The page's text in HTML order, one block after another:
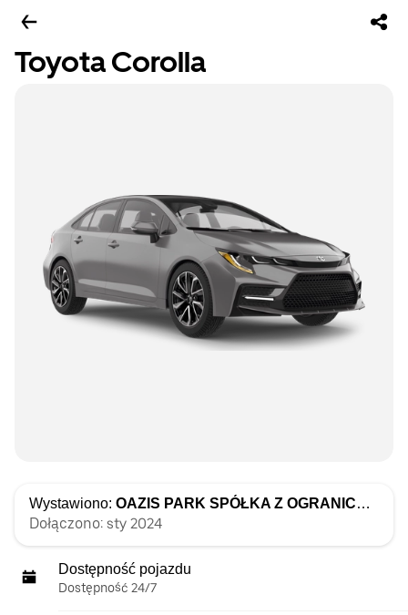
Toyota Corolla
Wystawiono: OAZIS PARK SPÓŁKA Z OGRANICZONĄ ODPOWIEDZIALNOŚCIĄ
Dołączono: sty 2024
Dostępność pojazdu
Dostępność 24/7